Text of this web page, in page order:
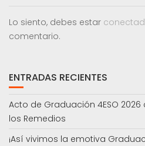
Lo siento, debes estar
comentario.
ENTRADAS RECIENTES
Acto de Graduación 4ESO 2026
los Remedios
¡Así vivimos la emotiva